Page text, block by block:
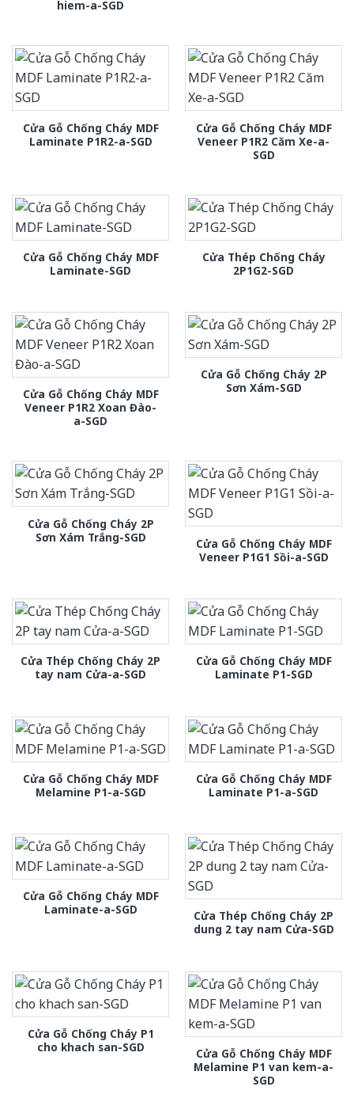
hiem-a-SGD
Cửa Gỗ Chống Cháy MDF
Laminate P1R2-a-SGD
Cửa Gỗ Chống Cháy MDF
Veneer P1R2 Căm Xe-a-
SGD
Cửa Gỗ Chống Cháy MDF
Laminate-SGD
Cửa Thép Chống Cháy
2P1G2-SGD
Cửa Gỗ Chống Cháy MDF
Veneer P1R2 Xoan Đào-
a-SGD
Cửa Gỗ Chống Cháy 2P
Sơn Xám-SGD
Cửa Gỗ Chống Cháy 2P
Sơn Xám Trắng-SGD
Cửa Gỗ Chống Cháy MDF
Veneer P1G1 Sồi-a-SGD
Cửa Thép Chống Cháy 2P
tay nam Cửa-a-SGD
Cửa Gỗ Chống Cháy MDF
Laminate P1-SGD
Cửa Gỗ Chống Cháy MDF
Melamine P1-a-SGD
Cửa Gỗ Chống Cháy MDF
Laminate P1-a-SGD
Cửa Gỗ Chống Cháy MDF
Laminate-a-SGD
Cửa Thép Chống Cháy 2P
dung 2 tay nam Cửa-SGD
Cửa Gỗ Chống Cháy P1
cho khach san-SGD
Cửa Gỗ Chống Cháy MDF
Melamine P1 van kem-a-
SGD